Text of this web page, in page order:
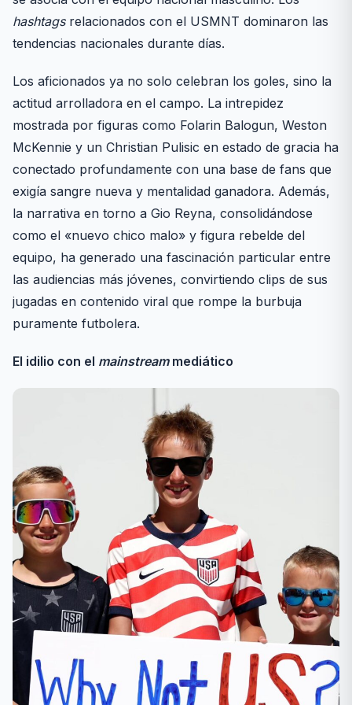
hashtagsrelacionados con el USMNT dominaron las
tendencias nacionales durante días.
Los aficionados ya no solo celebran los goles, sino la
actitud arrolladora en el campo. La intrepidez
mostrada por figuras como Folarin Balogun, Weston
McKennie y un Christian Pulisic en estado de gracia ha
conectado profundamente con una base de fans que
exigía sangre nueva y mentalidad ganadora. Además,
la narrativa en torno a Gio Reyna, consolidándose
como el «nuevo chico malo» y figura rebelde del
equipo, ha generado una fascinación particular entre
las audiencias más jóvenes, convirtiendo clips de sus
jugadas en contenido viral que rompe la burbuja
puramente futbolera.
El idilio con el mainstreammediático